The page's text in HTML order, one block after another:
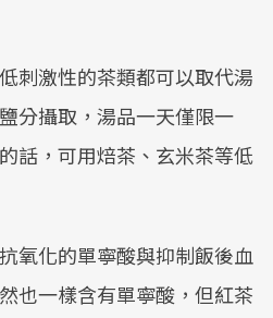
刺激性的茶類都可以取代湯
分攝取，湯品一天僅限一
話，可用焙茶、玄米茶等低
氧化的單寧酸與抑制飯後血
也一樣含有單寧酸，但紅茶